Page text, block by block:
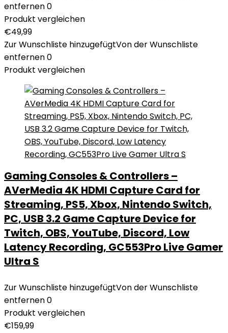
entfernen0
Produkt vergleichen
€49,99
Zur Wunschliste hinzugefügtVon der Wunschliste
entfernen0
Produkt vergleichen
Gaming Consoles & Controllers –
AVerMedia 4K HDMI Capture Card for
Streaming, PS5, Xbox, Nintendo Switch,
PC, USB 3.2 Game Capture Device for
Twitch, OBS, YouTube, Discord, Low
Latency Recording, GC553Pro Live Gamer
Ultra S
Zur Wunschliste hinzugefügtVon der Wunschliste
entfernen0
Produkt vergleichen
€159,99